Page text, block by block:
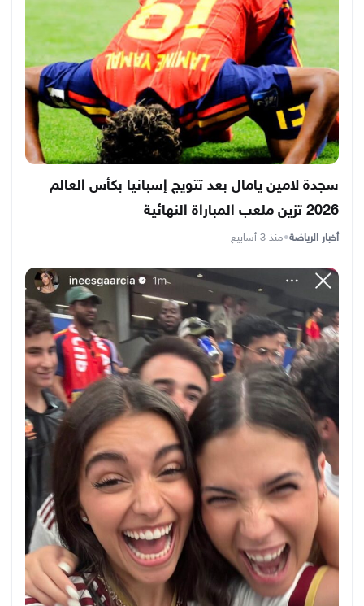
سجدة لامين يامال بعد تتويج إسبانيا بكأس العالم
2026 تزين ملعب المباراة النهائية
أخبار الرياضة•منذ 3 أسابيع